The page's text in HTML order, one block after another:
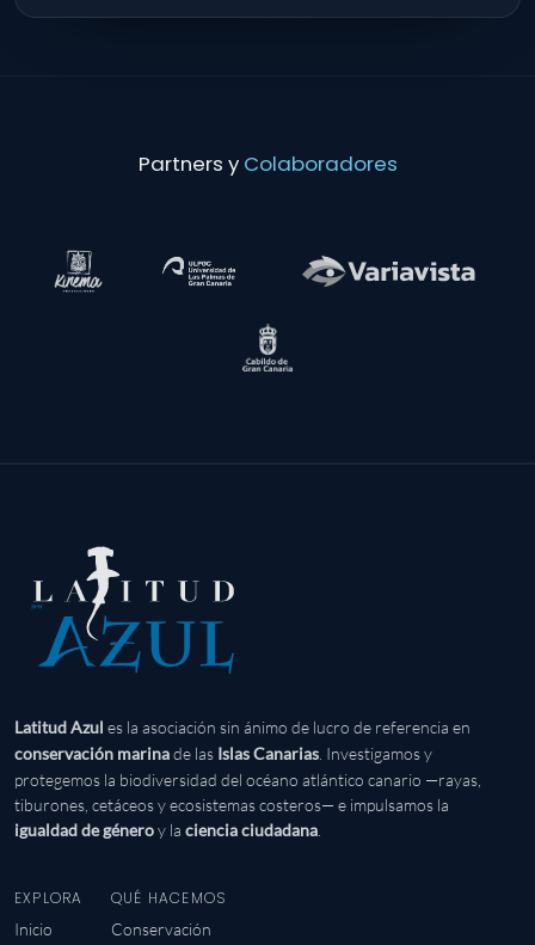
Partners y Colaboradores
Latitud Azul es la asociación sin ánimo de lucro de referencia en
conservación marinade las Islas Canarias . Investigamos y
protegemos la biodiversidad del océano atlántico canario —rayas,
tiburones, cetáceos y ecosistemas costeros— e impulsamos la
igualdad de géneroy la ciencia ciudadana
EXPLORA
Inicio
QUÉ HACEMOS
Conservación